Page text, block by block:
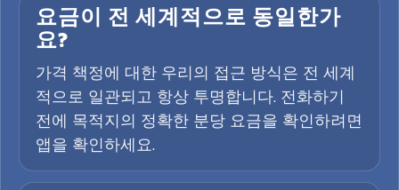
요금이 전 세계적으로 동일한가
요?
가격 책정에 대한 우리의 접근 방식은 전 세계
적으로 일관되고 항상 투명합니다. 전화하기
전에 목적지의 정확한 분당 요금을 확인하려면
앱을 확인하세요.